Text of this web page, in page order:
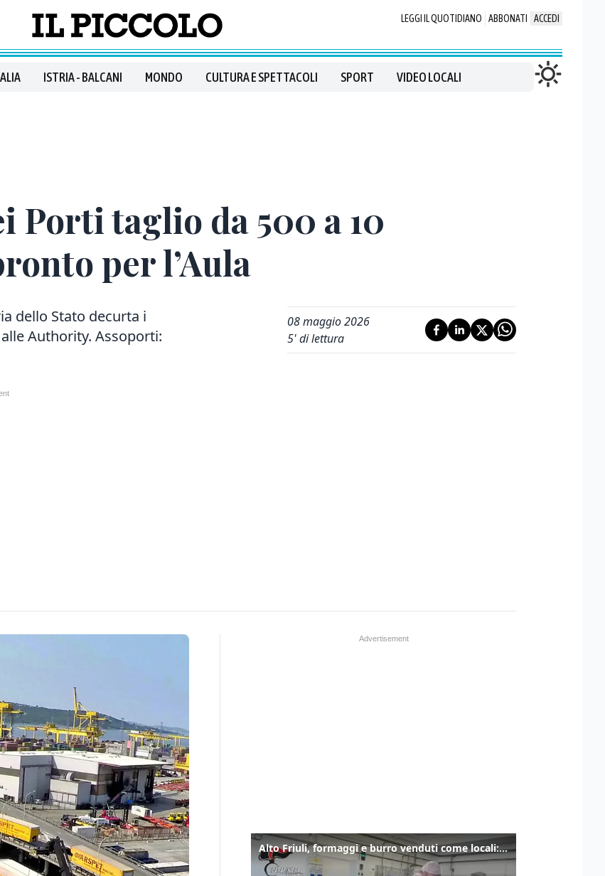
LEGGI IL QUOTIDIANO ABBONATI ACCEDI
ISTRIA - BALCANI MONDO CULTURA E SPETTACOLI SPORT VIDEO LOCALI
Porti taglio da 500 a 10
per l’Aula
dello Stato decurta i
Authority. Assoporti:
08 maggio 2026
5' di lettura
Alto Friuli, formaggi e burro venduti come locali: nei prodotti latte da fuori regione e dall’estero